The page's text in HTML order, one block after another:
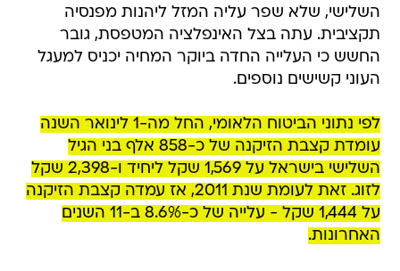
השלישי, שלא שפר עליה המזל ליהנות מפנסיה
תקציבית. עתה בצל האינפלציה המטפסת, גובר
החשש כי העלייה החדה ביוקר המחיה יכניס למעגל
העוני קשישים נוספים.
לפי נתוני הביטוח הלאומי, החל מה-1 לינואר השנה
עומדת קצבת הזיקנה של כ-858 אלף בני הגיל
השלישי בישראל על 1,569 שקל ליחיד ו-2,398 שקל
לזוג. זאת לעומת שנת 2011, אז עמדה קצבת הזיקנה
על 1,444 שקל - עלייה של כ-8.6% ב-11 השנים
האחרונות.